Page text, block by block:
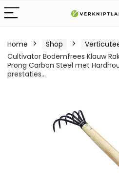
Home Shop
Cultivator Bodemfrees Klauw
Prong Carbon Steel met
prestaties…